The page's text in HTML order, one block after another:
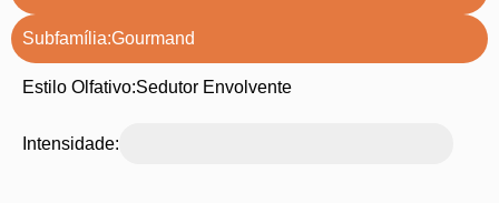
Subfamília:Gourmand
Estilo Olfativo:Sedutor Envolvente
Intensidade: